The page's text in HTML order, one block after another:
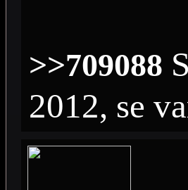
>>709088
2012, se